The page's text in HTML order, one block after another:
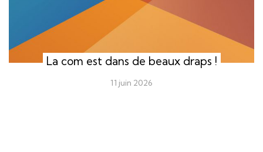
La com est dans de beaux draps !
11 juin 2026